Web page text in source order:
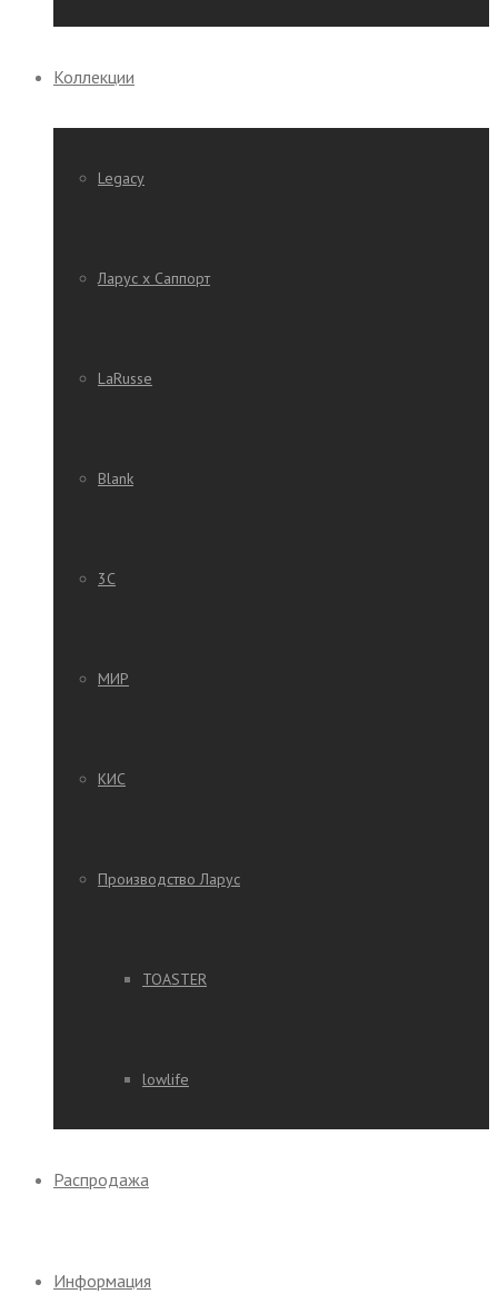
Коллекции
Legacy
Ларус х Саппорт
LaRusse
Blank
3C
МИР
КИС
Производство Ларус
TOASTER
lowlife
Распродажа
Информация